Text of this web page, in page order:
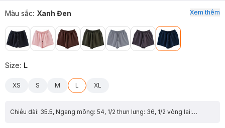
Màu sắc: Xanh Đen
Size: L
XS S M L XL
Chiều dài: 35.5, Ngang mông: 54, 1/2 thun lưng: 36, 1/2 vòng lai: 34.3
Xem thêm